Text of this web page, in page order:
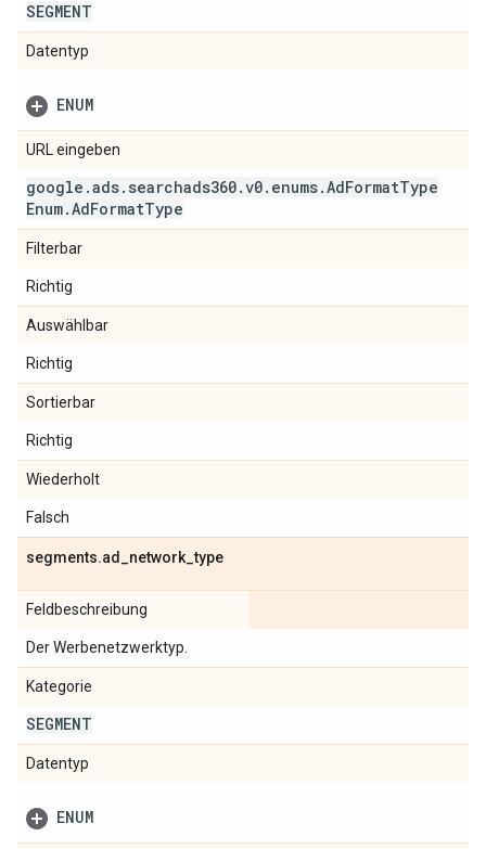
SEGMENT
Datentyp
ENUM
URL eingeben
google .ads. searchads360.v0. enums.AdFormatType
Enum.AdFormatType
Filterbar
Richtig
Auswählbar
Richtig
Sortierbar
Richtig
Wiederholt
Falsch
segments.ad network _type
Feldbeschreibung
Der Werbenetzwerktyp.
Kategorie
SEGMENT
Datentyp
ENUM